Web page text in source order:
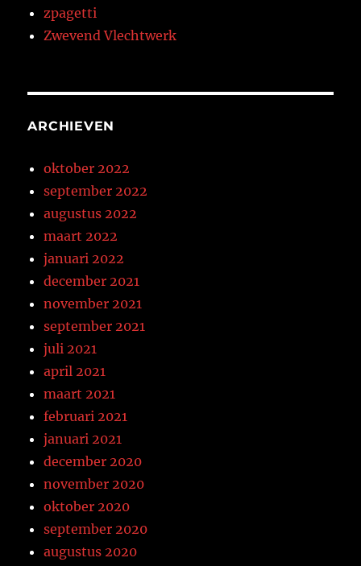
zpagetti
Zwevend Vlechtwerk
ARCHIEVEN
oktober 2022
september 2022
augustus 2022
maart 2022
januari 2022
december 2021
november 2021
september 2021
juli 2021
april 2021
maart 2021
februari 2021
januari 2021
december 2020
november 2020
oktober 2020
september 2020
augustus 2020